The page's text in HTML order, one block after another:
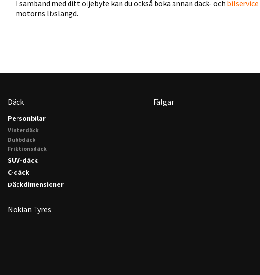
I samband med ditt oljebyte kan du också boka annan däck- och bilservice
motorns livslängd.
Däck
Personbilar
Vinterdäck
Dubbdäck
Friktionsdäck
SUV-däck
C-däck
Däckdimensioner
Nokian Tyres
Fälgar